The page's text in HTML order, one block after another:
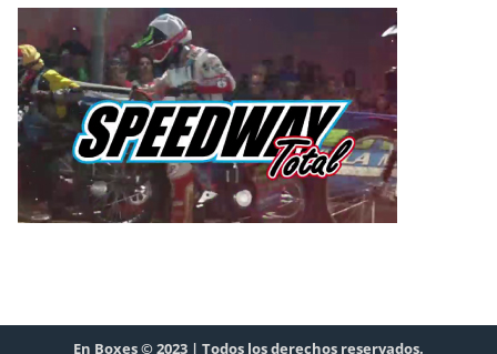
En Boxes © 2023 | Todos los derechos reservados.